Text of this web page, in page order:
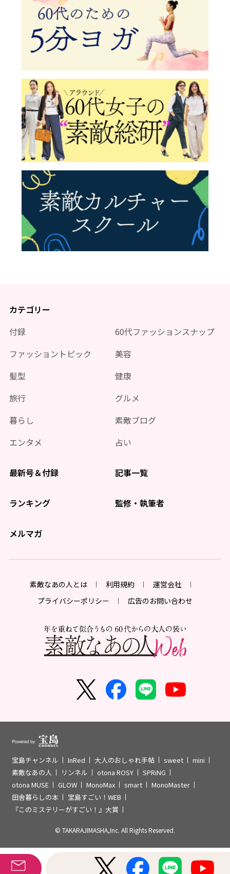
カテゴリー
付録
60代ファッションスナップ
ファッショントピック
美容
髪型
健康
旅行
グルメ
暮らし
素敵ブログ
エンタメ
占い
最新号＆付録 記事一覧
ランキング 監修・執筆者
メルマガ
素敵なあの人とは 利用規約
運営会社
プライバシーポリシー
広告のお問い合わせ
宝島チャンネル InRed 大人のおしゃれ手帖 sweet
mini
素敵なあの人
リンネル otona ROSY
SPRiNG
otona MUSE
GLOW MonoMax smart
MonoMaster
田舎暮らしの本
宝島すごい！WEB
『このミステリーがすごい！』大賞
© TAKARAJIMASHA,Inc. All Rights Reserved.